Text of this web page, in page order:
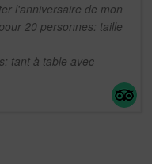
l'anniversaire de mon
20 personnes: taille
tant à table avec